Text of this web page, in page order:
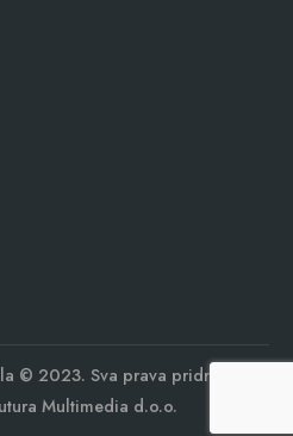
© 2023. Sva prava pridržana.
Multimedia d.o.o.